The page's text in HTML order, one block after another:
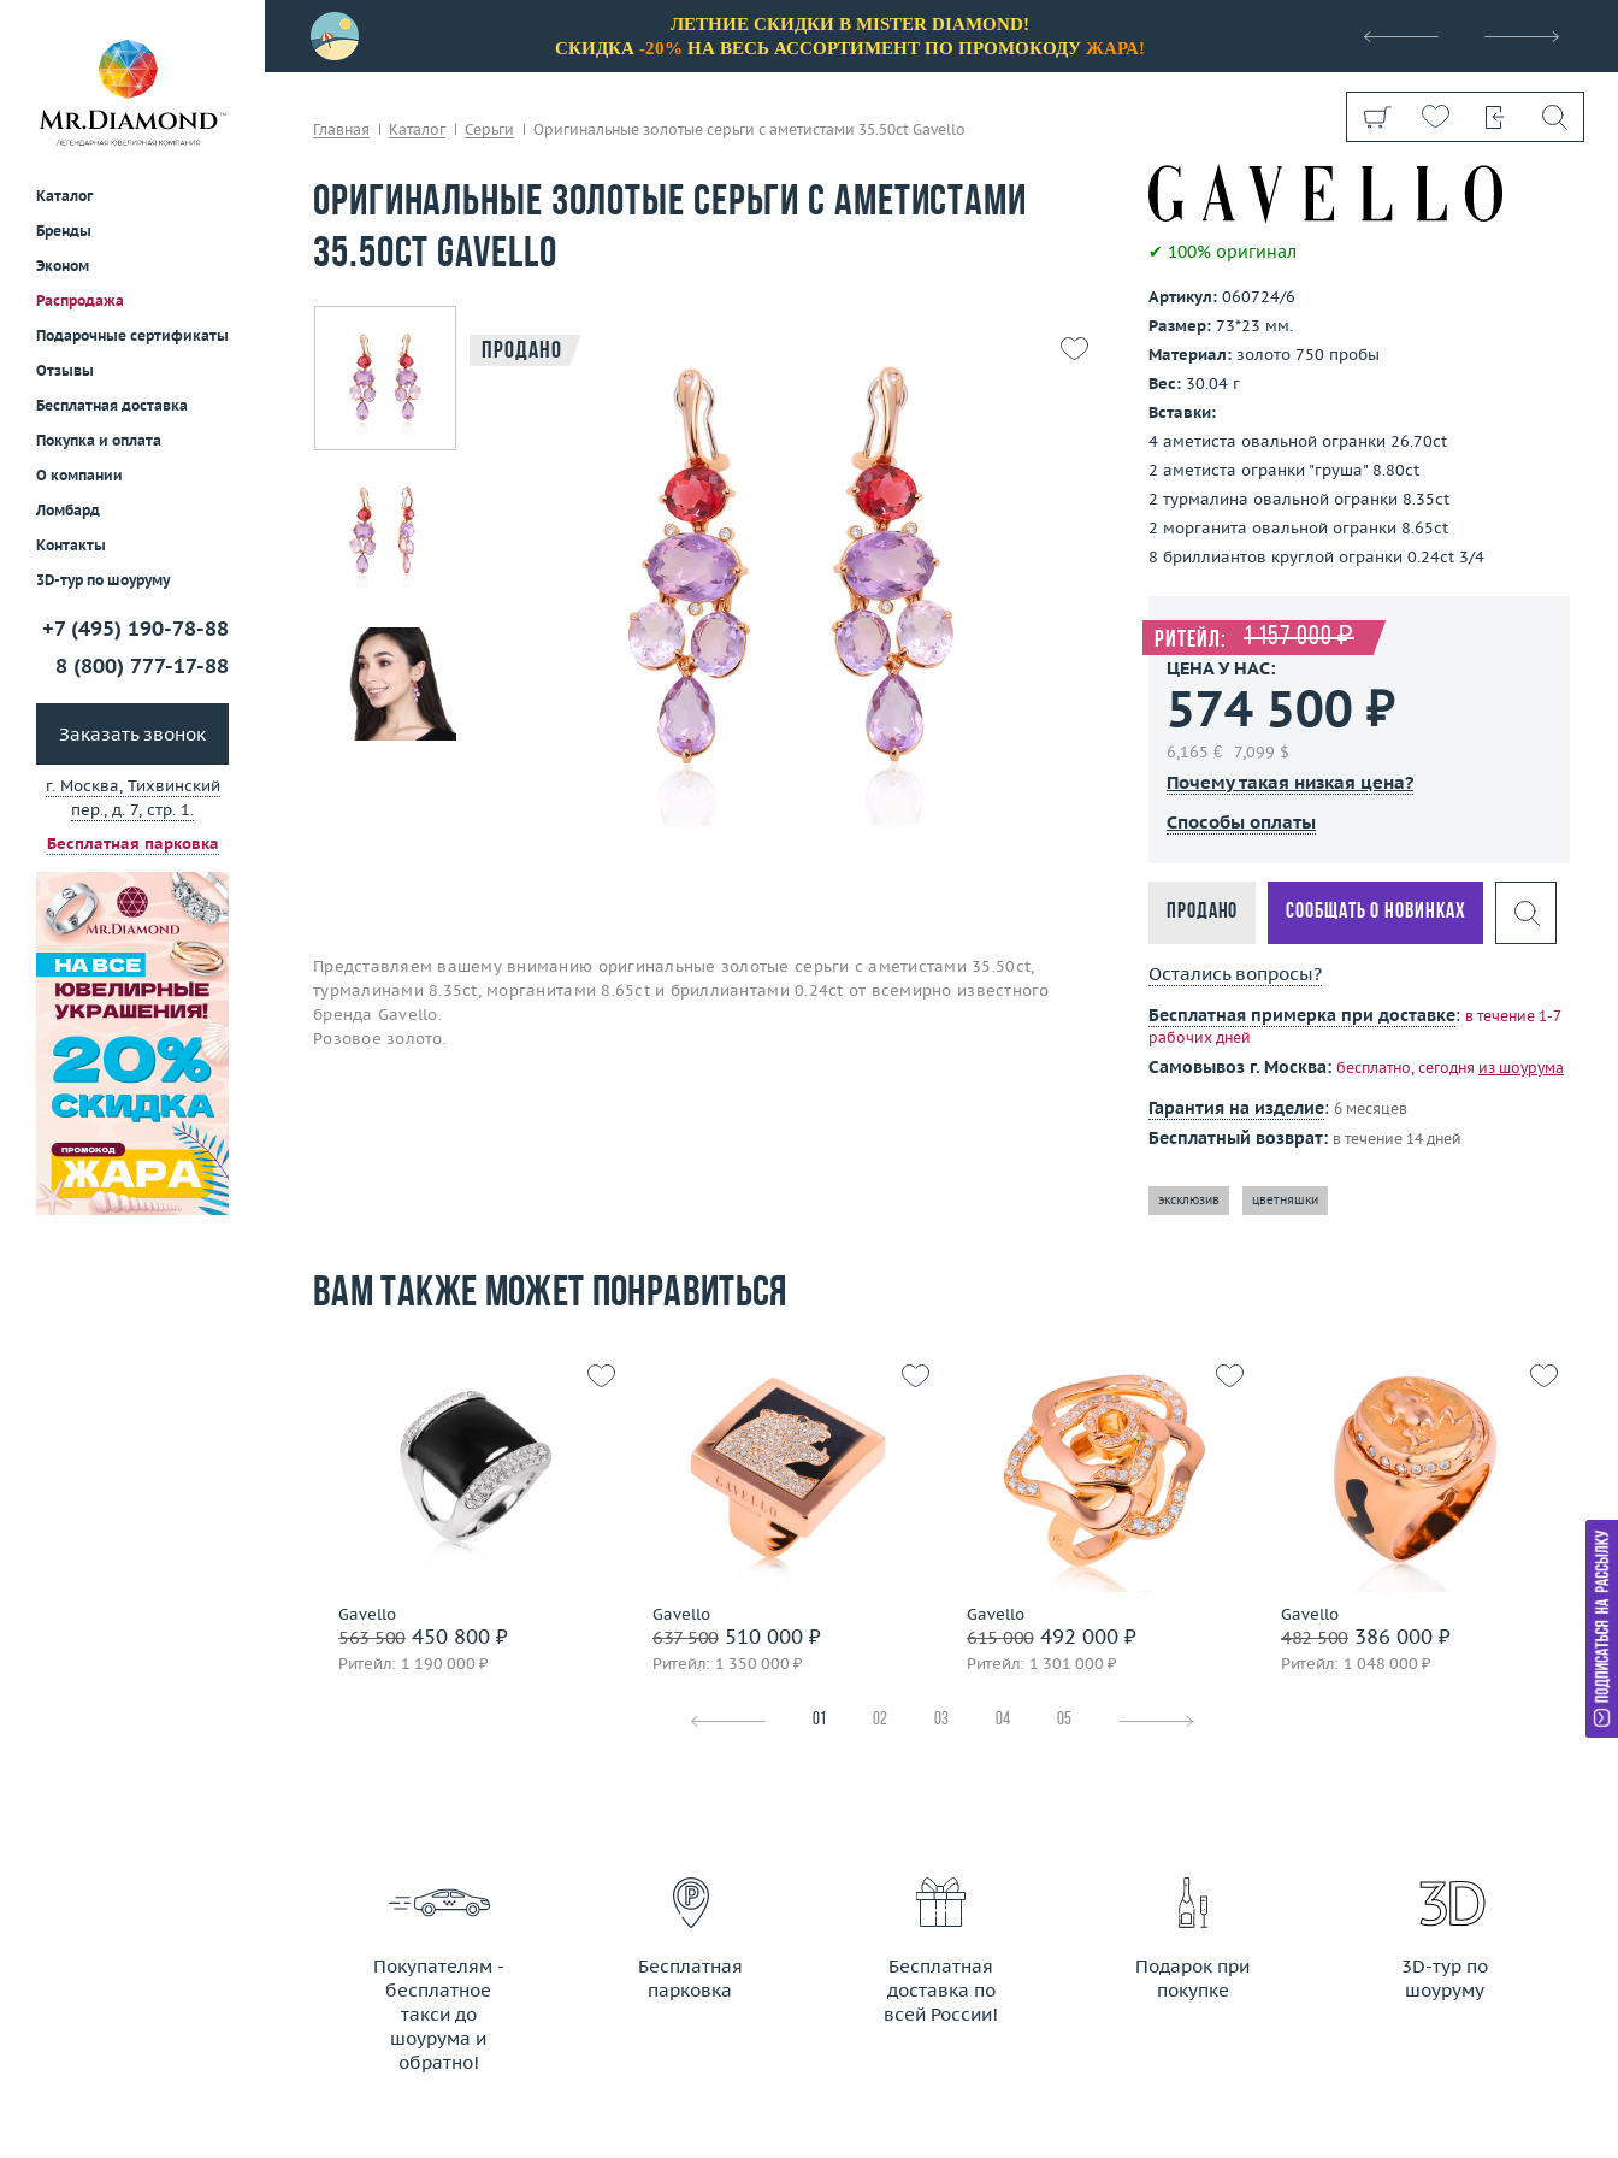
Каталог
Бренды
Эконом
Распродажа
Подарочные сертификаты
Отзывы
Бесплатная доставка
Покупка и оплата
О компании
Ломбард
Контакты
3D-тур по шоуруму
+7 (495) 190-78-88
8 (800) 777-17-88
Заказать звонок
г. Москва, Тихвинский
пер., д. 7, стр. 1.
Бесплатная парковка
примерки!
ЛЕТНИЕ СКИДКИ В MISTER DIAMOND!
СКИДКА -20% НА ВЕСЬ АССОРТИМЕНТ ПО ПРОМОКОДУ ЖАРА!
Показать все
Главная Каталог Серьги Оригинальные золотые серьги с аметистами 35.50ct Gavello
Оригинальные золотые серьги с аметистами
35.50ct Gavello
Продано
Представляем вашему вниманию оригинальные золотые серьги с аметистами 35.50ct,
турмалинами 8.35ct, морганитами 8.65ct и бриллиантами 0.24ct от всемирно известного
бренда Gavello.
Розовое золото.
✔ 100% оригинал
Артикул: 060724/6
Размер: 73*23 мм.
Материал: золото 750 пробы
Вес: 30.04 г
Вставки:
4 аметиста овальной огранки 26.70ct
2 аметиста огранки "груша" 8.80ct
2 турмалина овальной огранки 8.35ct
2 морганита овальной огранки 8.65ct
8 бриллиантов круглой огранки 0.24ct 3/4
Ритейл: 1 157 000 ₽
ЦЕНА У НАС:
574 500 ₽
6,165 € 7,099 $
Почему такая низкая цена?
Способы оплаты
Продано Сообщать о новинках
Остались вопросы?
Бесплатная примерка при доставке: в течение 1-7
рабочих дней
Самовывоз г. Москва: бесплатно, сегодня из шоурума
Гарантия на изделие: 6 месяцев
Бесплатный возврат: в течение 14 дней
эксклюзив цветняшки
Вам также может понравиться
Gavello
563 500450 800 ₽
Ритейл: 1 190 000 ₽
Размер
Материал
золото 750 пробы
Gavello
637 500510 000 ₽
Ритейл: 1 350 000 ₽
Размер
Вес (г)
21.96
золото 750 пробы
Подробнее
Gavello
615 000492 000 ₽
Ритейл: 1 301 000 ₽
Размер
17.75
Вес (г)
20.81
Материал
золото 750 пробы
Подробнее
Gavello
482 500386 000 ₽
Ритейл: 1 048 000 ₽
Размер
17.75
Материал
золото 750 пробы
Подробнее
01 02 03 04 05
Покупателям -
бесплатное
такси до
шоурума и
обратно!
ЗАКАЗАТЬ ТАКСИ
Бесплатная
парковка
Бесплатная
доставка по
всей России!
Подарок при
покупке
3D-тур по
шоуруму